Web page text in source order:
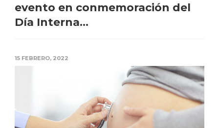
evento en conmemoración del
Día Interna...
15 FEBRERO, 2022